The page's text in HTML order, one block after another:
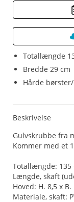
Totallængde
Bredde 29 cm
Hårde
Beskrivelse
Gulvskrubbe fra
Kommer med et
Totallængde: 135
Længde, skaft
Hoved: H. 8,5 x
Materiale, skaft: